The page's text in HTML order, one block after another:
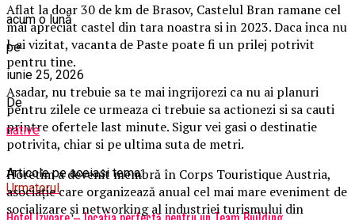
Aflat la doar 30 de km de Brasov, Castelul Bran ramane cel
mai apreciat castel din tara noastra si in 2023. Daca inca nu
l-ai vizitat, vacanta de Paste poate fi un prilej potrivit
pentru tine.
Asadar, nu trebuie sa te mai ingrijorezi ca nu ai planuri
pentru zilele ce urmeaza ci trebuie sa actionezi si sa cauti
printre ofertele last minute. Sigur vei gasi o destinatie
potrivita, chiar si pe ultima suta de metri.
Articole pe aceiasi tema:
Urmatorul
acum o lună
pe
iunie 25, 2026
De
native
Horetim a devenit membră în Corps Touristique Austria,
asociație care organizează anual cel mai mare eveniment de
socializare și networking al industriei turismului din